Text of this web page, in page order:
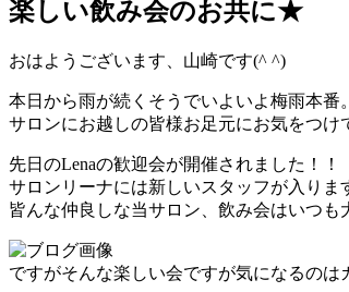
楽しい飲み会のお共に★
おはようございます、山崎です(^ ^)
本日から雨が続くそうでいよいよ梅雨本番。
サロンにお越しの皆様お足元にお気をつけ
先日のLenaの歓迎会が開催されました！！
サロンリーナには新しいスタッフが入り
皆んな仲良しな当サロン、飲み会はいつ
ですがそんな楽しい会ですが気になるのは